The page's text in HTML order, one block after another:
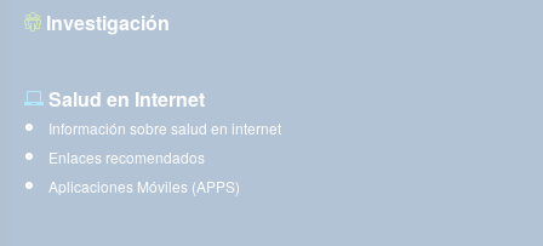
Investigación
Salud en Internet
Información sobre salud en internet
Enlaces recomendados
Aplicaciones Móviles (APPS)